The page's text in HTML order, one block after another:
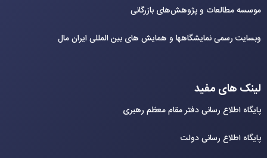
موسسه مطالعات و پژوهش‌های بازرگانی
وبسایت رسمی نمایشگاهها و همایش های بین‌ المللی ایران مال
لینک های مفید
پایگاه اطلاع رسانی دفتر مقام معظم رهبری
پایگاه اطلاع رسانی دولت